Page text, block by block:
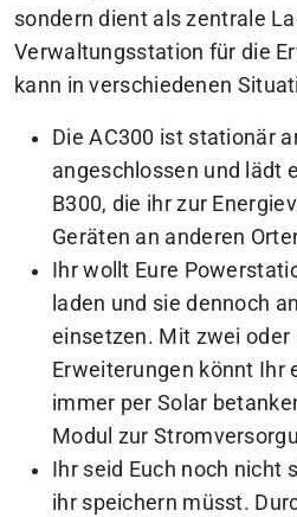
sondern dient als zentrale
Verwaltungsstation für die
kann in verschiedenen
Die AC300 ist stationär
angeschlossen und lädt
B300, die ihr zur
Geräten an anderen
Ihr wollt Eure
laden und sie dennoch
einsetzen. Mit zwei oder
Erweiterungen könnt Ihr
immer per Solar
Modul zur
Ihr seid Euch noch nicht
ihr speichern müsst.